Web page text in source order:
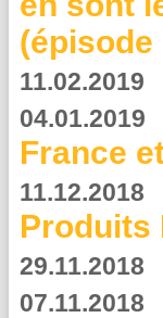
(épisode
11.02.2019
04.01.2019
France
11.12.2018
Produits
29.11.2018
07.11.2018